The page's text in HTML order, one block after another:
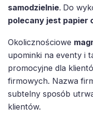
samodzielnie. Do
polecany jest papier
Okolicznościowe
upominki na eventy i
promocyjne dla
firmowych. Nazwa
subtelny sposób
klientów.